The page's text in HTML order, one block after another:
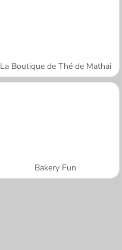
La Boutique de Thé de Mathai
Bakery Fun